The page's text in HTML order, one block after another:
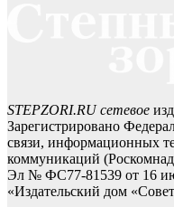
STEPZORI.RU сетевое
Зарегистрировано
связи, информационных
коммуникаций
Эл № ФС77-81539 от 16
«Издательский дом